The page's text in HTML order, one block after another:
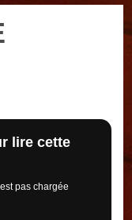
lire cette
pas chargée